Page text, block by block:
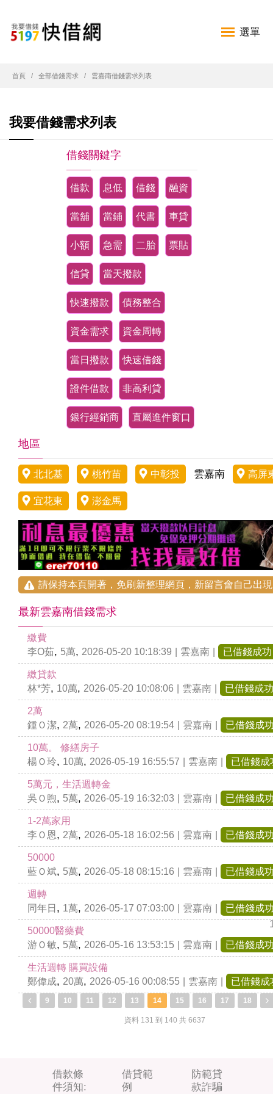
選單
首頁 全部借錢需求 雲嘉南借錢需求列表
我要借錢需求列表
借錢關鍵字
借款 息低 借錢 融資
當舖 當鋪 代書 車貸
小額 急需 二胎 票貼
信貸 當天撥款
快速撥款 債務整合
資金需求 資金周轉
當日撥款 快速借錢
證件借款 非高利貸
銀行經銷商 直屬進件窗口
地區
北北基 桃竹苗 中彰投 雲嘉南 高屏
宜花東 澎金馬
請保持本頁開著，免刷新整理網頁，新留言會自己出
最新雲嘉南借錢需求
繳費
李O茹, 5萬, 2026-05-20 10:18:39 雲嘉南 已借錢成功
繳貸款
林*芳, 10萬, 2026-05-20 10:08:06 雲嘉南 已借錢成功
2萬
鍾Ｏ潔, 2萬, 2026-05-20 08:19:54 雲嘉南 已借錢成
10萬。 修繕房子
楊Ｏ玲, 10萬, 2026-05-19 16:55:57 雲嘉南 已借錢成
5萬元，生活週轉金
吳Ｏ煦, 5萬, 2026-05-19 16:32:03 雲嘉南 已借錢成
1-2萬家用
李Ｏ恩, 2萬, 2026-05-18 16:02:56 雲嘉南 已借錢成
50000
藍Ｏ斌, 5萬, 2026-05-18 08:15:16 雲嘉南 已借錢成
週轉
同年日 , 1萬, 2026-05-17 07:03:00 雲嘉南
已借錢成
50000醫藥費
游Ｏ敏, 5萬, 2026-05-16 13:53:15 雲嘉南 已借錢成
生活週轉 購買設備
鄭偉成, 20萬, 2026-05-16 00:08:55 雲嘉南 已借錢成
9 10 11 12 13 14 15 16 17 18
資料 131 到 140 共 6637
借款條
件須知:
借貸範
例
防範貸
款詐騙